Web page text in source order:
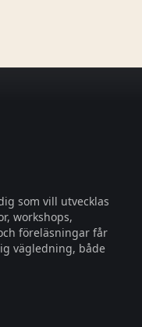
som vill utvecklas
workshops,
föreläsningar får
vägledning, både